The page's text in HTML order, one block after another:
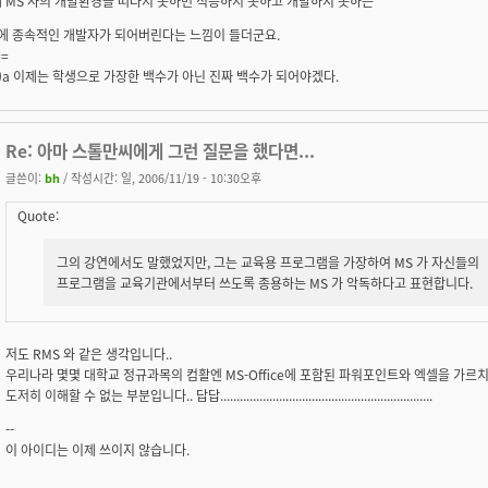
종속적인 개발자가 되어버린다는 느낌이 들더군요.
이제는 학생으로 가장한 백수가 아닌 진짜 백수가 되어야겠다.
Re: 아마 스톨만씨에게 그런 질문을 했다면...
글쓴이: bh / 작성시간: 일, 2006/11/19 - 10:30오후
Quote:
그의 강연에서도 말했었지만, 그는 교육용 프로그램을 가장하여 MS 가 자신들의
프로그램을 교육기관에서부터 쓰도록 종용하는 MS 가 악독하다고 표현합니다.
저도 RMS 와 같은 생각입니다..
우리나라 몇몇 대학교 정규과목의 컴활엔 MS-Office에 포함된 파워포인트와 엑셀을 가르
도저히 이해할 수 없는 부분입니다.. 답답.................................................................
--
이 아이디는 이제 쓰이지 않습니다.